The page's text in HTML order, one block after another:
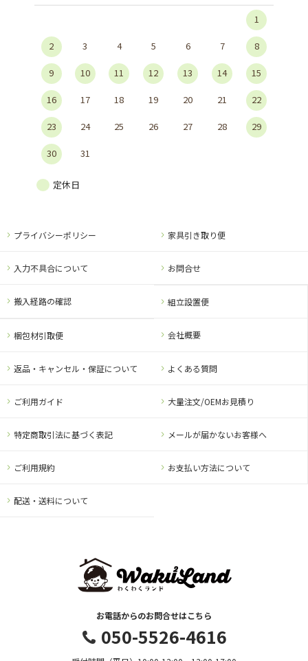
1
2 3 4 5 6 7 8
9 10 11 12 13 14 15
16 17 18 19 20 21 22
23 24 25 26 27 28 29
30 31
定休日
お電話からのお問合せはこちら
050-5526-4616
組立設置便
ご利用ガイド
ご利用規約
会社概要
大量注文/OEMお見積り
お支払い方法について
よくある質問
特定商取引法に基づく表記
配送・送料について
梱包材引取便
メールが届かないお客様へ
返品・キャンセル・保証について
プライバシーポリシー 家具引き取り便
入力不具合について お問合せ
搬入経路の確認